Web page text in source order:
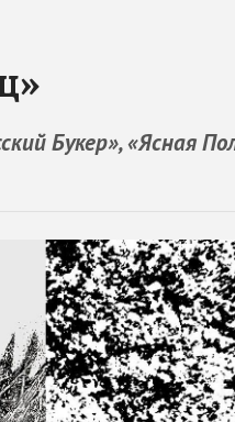
Букер», «Ясная